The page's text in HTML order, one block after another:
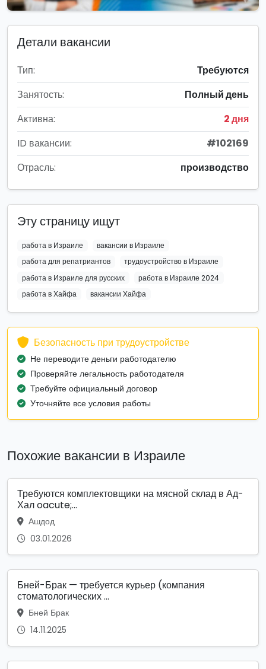
Детали вакансии
Тип:
Требуются
Занятость:
Полный день
Активна:
2 дня
ID вакансии:
#102169
Отрасль:
производство
Эту страницу ищут
работа в Израиле
вакансии в Израиле
работа для репатриантов
трудоустройство в Израиле
работа в Израиле для русских
работа в Израиле 2024
работа в Хайфа
вакансии Хайфа
Безопасность при трудоустройстве
Не переводите деньги работодателю
Проверяйте легальность работодателя
Требуйте официальный договор
Уточняйте все условия работы
Похожие вакансии в Израиле
Требуются комплектовщики на мясной склад в Ад-
Хал oacute;...
Ашдод
03.01.2026
Бней-Брак — требуется курьер (компания
стоматологических ...
Бней Брак
14.11.2025